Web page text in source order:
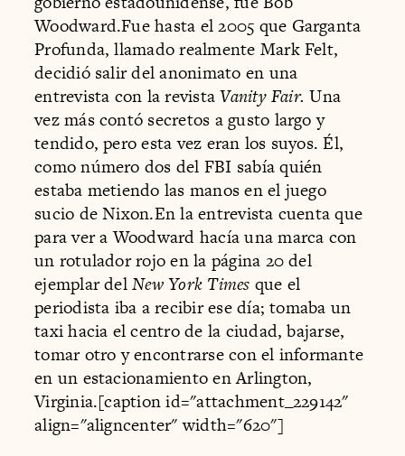
Woodward.Fue hasta el 2005 que Garganta
Profunda, llamado realmente Mark Felt,
decidió salir del anonimato en una
entrevista con la revistaVanity Fair.Una
vez más contó secretos a gusto largo y
tendido, pero esta vez eran los suyos. Él,
como número dos del FBI sabía quién
estaba metiendo las manos en el juego
sucio de Nixon.En la entrevista cuenta que
para ver a Woodward hacía una marca con
un rotulador rojo en la página 20 del
ejemplar delNew York Times que el
periodista iba a recibir ese día; tomaba un
taxi hacia el centro de la ciudad, bajarse,
tomar otro y encontrarse con el informante
en un estacionamiento en Arlington,
Virginia.[caption id="attachment_229142"
align="aligncenter" width="620"]